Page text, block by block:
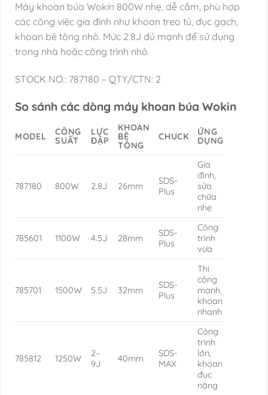
Máy khoan búa Wokin 800W nhẹ, dễ cầm, phù hợp
các công việc gia đình như khoan treo tủ, đục gạch,
khoan bê tông nhỏ. Mức 2.8J đủ mạnh để sử dụng
trong nhà hoặc công trình nhỏ.
STOCK NO.: 787180 – QTY/CTN: 2
So sánh các dòng máy khoan búa Wokin
MODEL
CÔNG
SUẤT
LỰC
ĐẬP
KHOAN
BÊ
TÔNG
CHUCK
ỨNG
DỤNG
787180 800W 2.8J 26mm
SDS-
Plus
Gia
đình,
sửa
chữa
nhẹ
785601 1100W 4.5J 28mm
SDS-
Plus
Công
trình
vừa
785701 1500W 5.5J 32mm
SDS-
Plus
Thi
công
mạnh,
khoan
nhanh
785812 1250W
2–
9J
40mm
SDS-
MAX
Công
trình
lớn,
khoan
đục
nặng